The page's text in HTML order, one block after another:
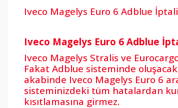
Iveco Magelys Euro 6 Adblue İptali
Iveco Magelys Euro 6 Adblue
Iveco Magelys Stralis ve
Fakat Adblue sisteminde
akabinde Iveco Magelys Euro 6
sisteminizdeki tüm hatalardan
kısıtlamasına girmez.